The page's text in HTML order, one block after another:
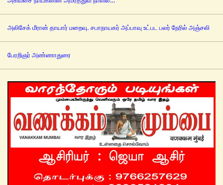
அலிசேக் மீரான் தாயார் மறைவு. சபாநாயகர் அப்பாவு உட்பட பலர் நேரில் அஞ்சலி
பேரறிஞர் அண்ணாதுரை